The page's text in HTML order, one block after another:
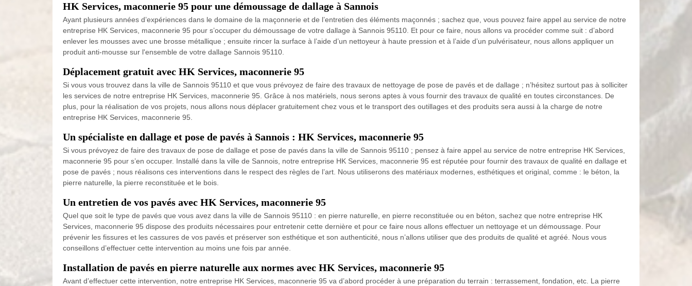
HK Services, maconnerie 95 pour une démoussage de dallage à Sannois
Ayant plusieurs années d’expériences dans le domaine de la maçonnerie et de l’entretien des éléments maçonnés ; sachez que, vous pouvez faire appel au service de notre
entreprise HK Services, maconnerie 95 pour s’occuper du démoussage de votre dallage à Sannois 95110. Et pour ce faire, nous allons va procéder comme suit : d’abord
enlever les mousses avec une brosse métallique ; ensuite rincer la surface à l’aide d’un nettoyeur à haute pression et à l’aide d’un pulvérisateur, nous allons appliquer un
produit anti-mousse sur l'ensemble de votre dallage Sannois 95110.
Déplacement gratuit avec HK Services, maconnerie 95
Si vous vous trouvez dans la ville de Sannois 95110 et que vous prévoyez de faire des travaux de nettoyage de pose de pavés et de dallage ; n’hésitez surtout pas à solliciter
les services de notre entreprise HK Services, maconnerie 95. Grâce à nos matériels, nous serons aptes à vous fournir des travaux de qualité en toutes circonstances. De
plus, pour la réalisation de vos projets, nous allons nous déplacer gratuitement chez vous et le transport des outillages et des produits sera aussi à la charge de notre
entreprise HK Services, maconnerie 95.
Un spécialiste en dallage et pose de pavés à Sannois : HK Services, maconnerie 95
Si vous prévoyez de faire des travaux de pose de dallage et pose de pavés dans la ville de Sannois 95110 ; pensez à faire appel au service de notre entreprise HK Services,
maconnerie 95 pour s’en occuper. Installé dans la ville de Sannois, notre entreprise HK Services, maconnerie 95 est réputée pour fournir des travaux de qualité en dallage et
pose de pavés ; nous réalisons ces interventions dans le respect des règles de l’art. Nous utiliserons des matériaux modernes, esthétiques et original, comme : le béton, la
pierre naturelle, la pierre reconstituée et le bois.
Un entretien de vos pavés avec HK Services, maconnerie 95
Quel que soit le type de pavés que vous avez dans la ville de Sannois 95110 : en pierre naturelle, en pierre reconstituée ou en béton, sachez que notre entreprise HK
Services, maconnerie 95 dispose des produits nécessaires pour entretenir cette dernière et pour ce faire nous allons effectuer un nettoyage et un démoussage. Pour
prévenir les fissures et les cassures de vos pavés et préserver son esthétique et son authenticité, nous n’allons utiliser que des produits de qualité et agréé. Nous vous
conseillons d’effectuer cette intervention au moins une fois par année.
Installation de pavés en pierre naturelle aux normes avec HK Services, maconnerie 95
Avant d’effectuer cette intervention, notre entreprise HK Services, maconnerie 95 va d’abord procéder à une préparation du terrain : terrassement, fondation, etc. La pierre